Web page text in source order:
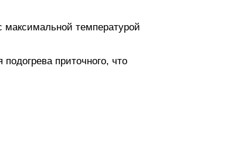
температурой
приточного, что